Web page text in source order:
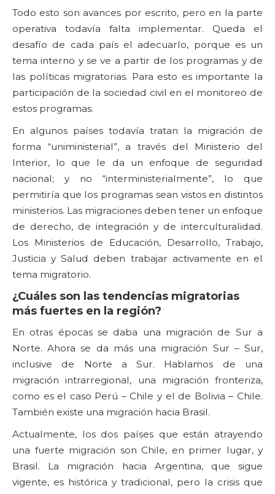
Todo esto son avances por escrito, pero en la parte
operativa todavía falta implementar. Queda el
desafío de cada país el adecuarlo, porque es un
tema interno y se ve a partir de los programas y de
las políticas migratorias. Para esto es importante la
participación de la sociedad civil en el monitoreo de
estos programas.
En algunos países todavía tratan la migración de
forma “uniministerial”, a través del Ministerio del
Interior, lo que le da un enfoque de seguridad
nacional; y no “interministerialmente”, lo que
permitiría que los programas sean vistos en distintos
ministerios. Las migraciones deben tener un enfoque
de derecho, de integración y de interculturalidad.
Los Ministerios de Educación, Desarrollo, Trabajo,
Justicia y Salud deben trabajar activamente en el
tema migratorio.
¿Cuáles son las tendencias migratorias
más fuertes en la región?
En otras épocas se daba una migración de Sur a
Norte. Ahora se da más una migración Sur – Sur,
inclusive de Norte a Sur. Hablamos de una
migración intrarregional, una migración fronteriza,
como es el caso Perú – Chile y el de Bolivia – Chile.
También existe una migración hacia Brasil.
Actualmente, los dos países que están atrayendo
una fuerte migración son Chile, en primer lugar, y
Brasil. La migración hacia Argentina, que sigue
vigente, es histórica y tradicional, pero la crisis que